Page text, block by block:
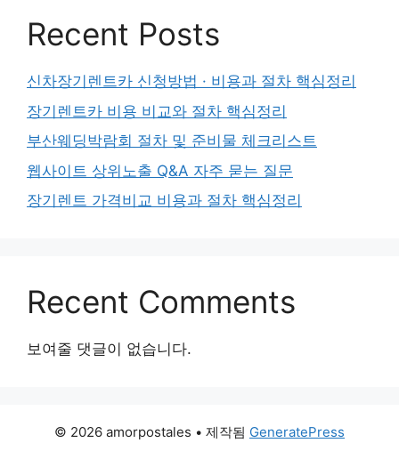
Recent Posts
신차장기렌트카 신청방법 · 비용과 절차 핵심정리
장기렌트카 비용 비교와 절차 핵심정리
부산웨딩박람회 절차 및 준비물 체크리스트
웹사이트 상위노출 Q&A 자주 묻는 질문
장기렌트 가격비교 비용과 절차 핵심정리
Recent Comments
보여줄 댓글이 없습니다.
© 2026 amorpostales • 제작됨 GeneratePress